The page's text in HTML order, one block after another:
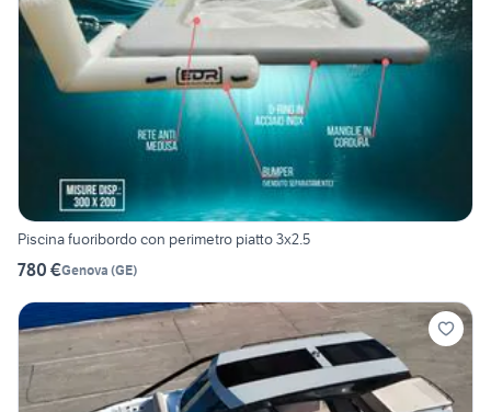
Piscina fuoribordo con perimetro piatto 3x2.5
780 €Genova (GE)